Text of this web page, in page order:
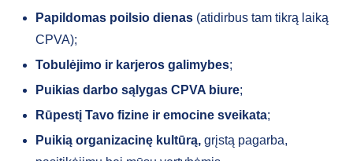
Papildomas poilsio dienas (atidirbus tam tikrą laiką
CPVA);
Tobulėjimo ir karjeros galimybes;
Puikias darbo sąlygas CPVA biure;
Rūpestį Tavo fizine ir emocine sveikata;
Puikią organizacinę kultūrą, grįstą pagarba,